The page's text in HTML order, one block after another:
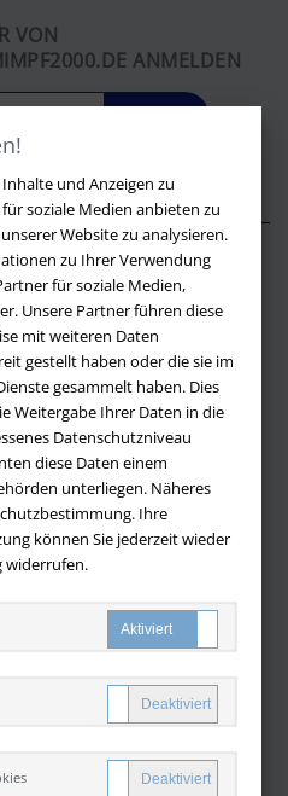
und Anzeigen zu
soziale Medien anbieten zu
Website zu analysieren.
zu Ihrer Verwendung
für soziale Medien,
Unsere Partner führen diese
mit weiteren Daten
gestellt haben oder die sie im
gesammelt haben. Dies
Weitergabe Ihrer Daten in die
Datenschutzniveau
diese Daten einem
unterliegen. Näheres
Ihre
können Sie jederzeit wieder
widerrufen.
VON
ANMELDEN
Antworten auf häufig gestellte
Deutschlands
mit SSL-Verschlüsselung
oder per Vorkasse